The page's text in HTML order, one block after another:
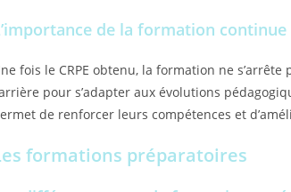
de la formation continue
fois le CRPE obtenu, la formation ne
pour s’adapter aux évolutions
de renforcer leurs compétences et
formations préparatoires